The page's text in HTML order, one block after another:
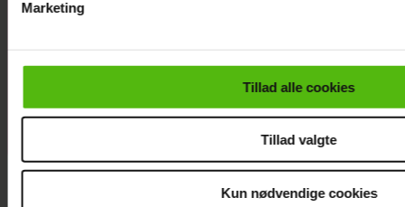
cookiepolitik.
Marketing
Tillad alle cookies
Tillad valgte
Kun nødvendige cookies